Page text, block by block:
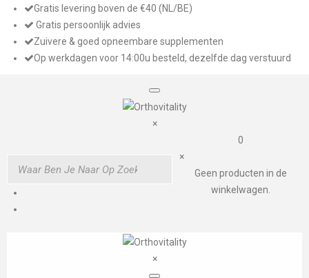
Gratis levering boven de €40 (NL/BE)
Gratis persoonlijk advies
Zuivere & goed opneembare supplementen
Op werkdagen voor 14:00u besteld, dezelfde dag verstuurd
×
0
×
Geen producten in de
winkelwagen.
×